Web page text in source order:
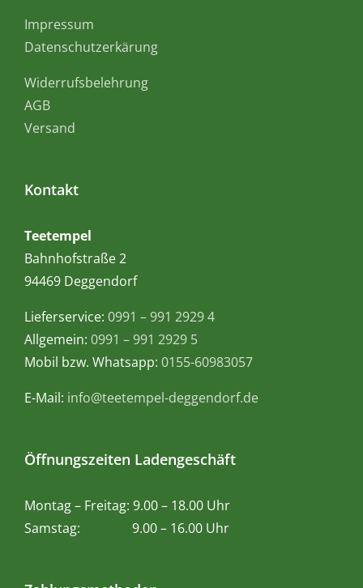
Impressum
Datenschutzerkärung
Widerrufsbelehrung
AGB
Versand
Kontakt
Teetempel
Bahnhofstraße 2
94469 Deggendorf
Lieferservice: 0991 – 991 2929 4
Allgemein: 0991 – 991 2929 5
Mobil bzw. Whatsapp: 0155-60983057
E-Mail: info@teetempel-deggendorf.de
Öffnungszeiten Ladengeschäft
Montag – Freitag: 9.00 – 18.00 Uhr
Samstag: 9.00 – 16.00 Uhr